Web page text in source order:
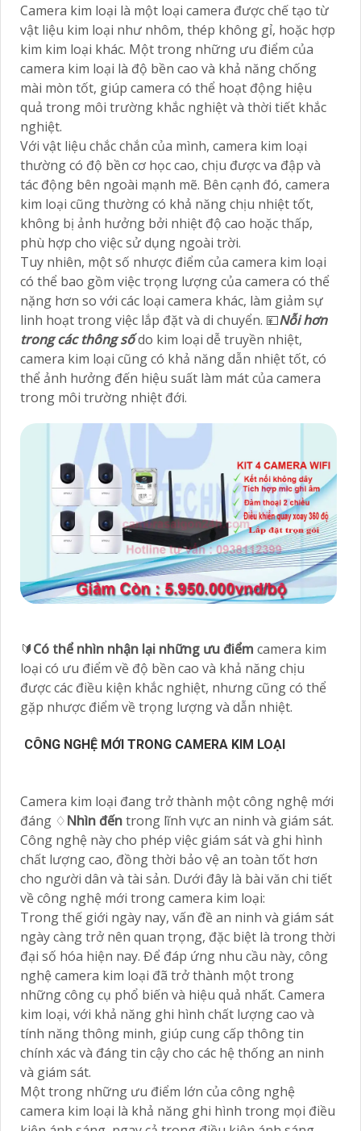
Camera kim loại là một loại camera được chế tạo từ
vật liệu kim loại như nhôm, thép không gỉ, hoặc hợp
kim kim loại khác. Một trong những ưu điểm của
camera kim loại là độ bền cao và khả năng chống
mài mòn tốt, giúp camera có thể hoạt động hiệu
quả trong môi trường khắc nghiệt và thời tiết khắc
nghiệt.
Với vật liệu chắc chắn của mình, camera kim loại
thường có độ bền cơ học cao, chịu được va đập và
tác động bên ngoài mạnh mẽ. Bên cạnh đó, camera
kim loại cũng thường có khả năng chịu nhiệt tốt,
không bị ảnh hưởng bởi nhiệt độ cao hoặc thấp,
phù hợp cho việc sử dụng ngoài trời.
Tuy nhiên, một số nhược điểm của camera kim loại
có thể bao gồm việc trọng lượng của camera có thể
nặng hơn so với các loại camera khác, làm giảm sự
linh hoạt trong việc lắp đặt và di chuyển. 💴Nỗi hơn
trong các thông sốdo kim loại dễ truyền nhiệt,
camera kim loại cũng có khả năng dẫn nhiệt tốt, có
thể ảnh hưởng đến hiệu suất làm mát của camera
trong môi trường nhiệt đới.
🔰Có thể nhìn nhận lại những ưu điểm camera kim
loại có ưu điểm về độ bền cao và khả năng chịu
được các điều kiện khắc nghiệt, nhưng cũng có thể
gặp nhược điểm về trọng lượng và dẫn nhiệt.
CÔNG NGHỆ MỚI TRONG CAMERA KIM LOẠI
Camera kim loại đang trở thành một công nghệ mới
đáng ♢Nhìn đếntrong lĩnh vực an ninh và giám sát.
Công nghệ này cho phép việc giám sát và ghi hình
chất lượng cao, đồng thời bảo vệ an toàn tốt hơn
cho người dân và tài sản. Dưới đây là bài văn chi tiết
về công nghệ mới trong camera kim loại:
Trong thế giới ngày nay, vấn đề an ninh và giám sát
ngày càng trở nên quan trọng, đặc biệt là trong thời
đại số hóa hiện nay. Để đáp ứng nhu cầu này, công
nghệ camera kim loại đã trở thành một trong
những công cụ phổ biến và hiệu quả nhất. Camera
kim loại, với khả năng ghi hình chất lượng cao và
tính năng thông minh, giúp cung cấp thông tin
chính xác và đáng tin cậy cho các hệ thống an ninh
và giám sát.
Một trong những ưu điểm lớn của công nghệ
camera kim loại là khả năng ghi hình trong mọi điều